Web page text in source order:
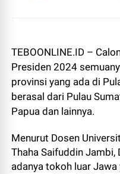
TEBOONLINE.ID –
Presiden 2024
provinsi yang ada di
berasal dari Pulau
Papua dan lainnya.
Menurut Dosen
Thaha Saifuddin Jambi,
adanya tokoh luar